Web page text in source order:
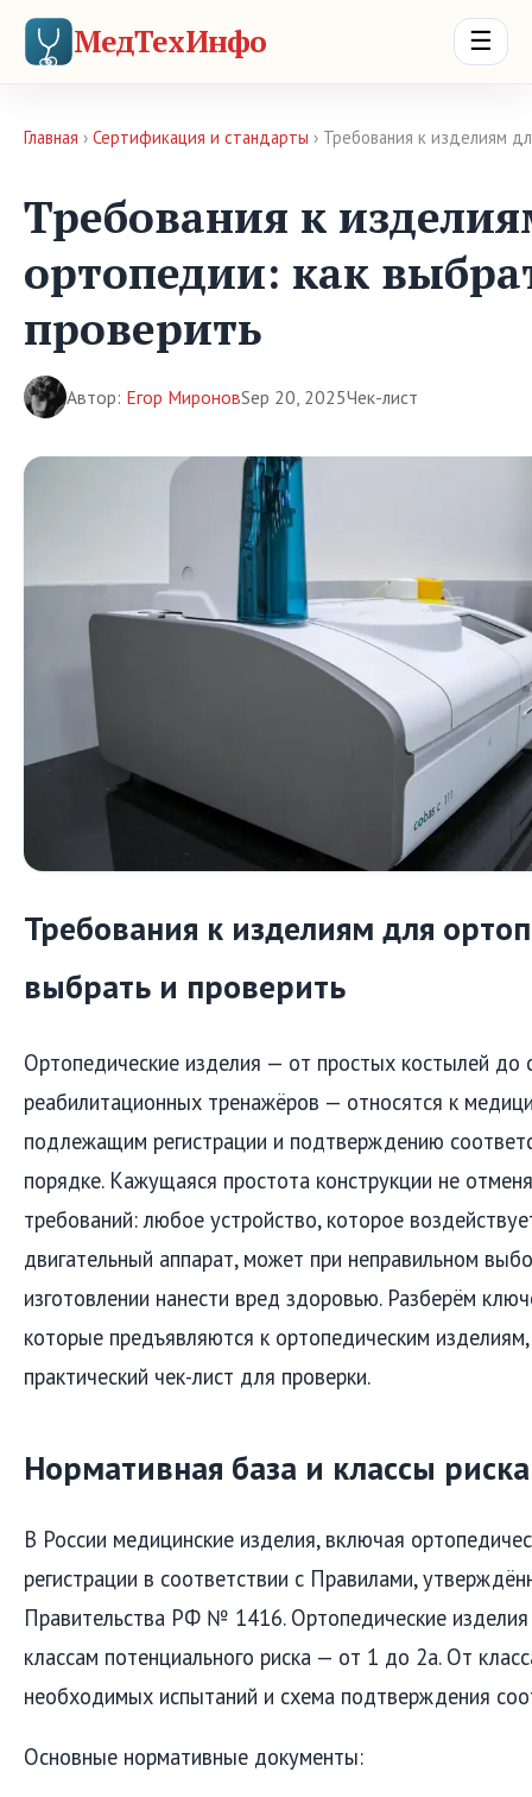
МедТехИнфо ☰
Главная › Сертификация и стандарты › Требования к изделиям
Требования к
ортопедии: как
проверить
Автор: Егор МироновSep 20, 2025Чек-лист
Требования к изделиям для
выбрать и проверить
Ортопедические изделия — от простых костылей до
реабилитационных тренажёров — относятся к
подлежащим регистрации и подтверждению
порядке. Кажущаяся простота конструкции не
требований: любое устройство, которое
двигательный аппарат, может при неправильном
изготовлении нанести вред здоровью. Разберём
которые предъявляются к ортопедическим
практический чек-лист для проверки.
Нормативная база и классы риска
В России медицинские изделия, включая
регистрации в соответствии с Правилами,
Правительства РФ № 1416. Ортопедические
классам потенциального риска — от 1 до 2а. От
необходимых испытаний и схема подтверждения
Основные нормативные документы: